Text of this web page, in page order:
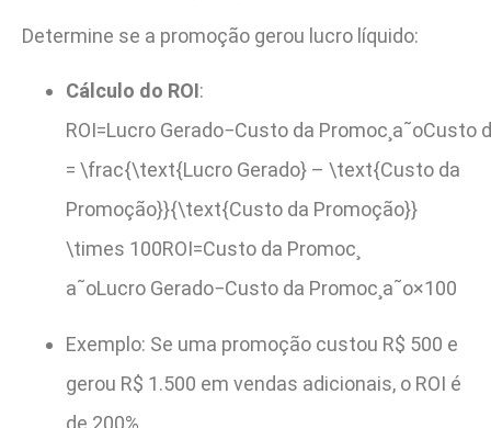
Determine se a promoção gerou lucro líquido:
Cálculo do ROI:
ROI=Lucro Gerado−Custo da Promoc¸a˜oCusto
= \frac{\text{Lucro Gerado} – \text{Custo da
Promoção}}{\text{Custo da Promoção}}
\times 100ROI=Custo da Promoc¸​
a˜oLucro Gerado−Custo da Promoc¸​a˜o​×100
Exemplo: Se uma promoção custou R$ 500 e
gerou R$ 1.500 em vendas adicionais, o ROI é
de 200%.